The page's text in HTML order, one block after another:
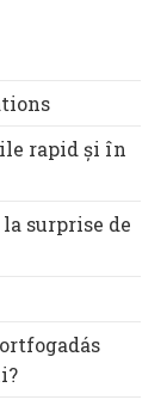
rapid și în
surprise de